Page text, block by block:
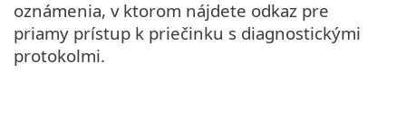
oznámenia, v ktorom nájdete odkaz pre
priamy prístup k priečinku s diagnostickými
protokolmi.